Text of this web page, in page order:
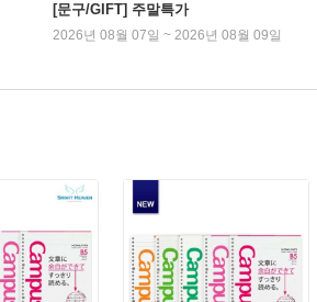
[문구/GIFT] 주말특가
2026년 08월 07일 ~ 2026년 08월 09일